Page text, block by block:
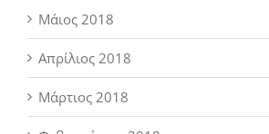
Μάιος 2018
Απρίλιος 2018
Μάρτιος 2018